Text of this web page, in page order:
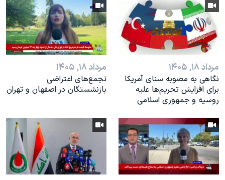
مرداد ۱۸, ۱۴۰۵
نگاهی به مصوبه سنای آمریکا
برای افزایش تحریم‌ها علیه
روسیه و جمهوری اسلامی
مرداد ۱۸, ۱۴۰۵
تجمع‌های اعتراضی
بازنشستگان در اصفهان و تهران